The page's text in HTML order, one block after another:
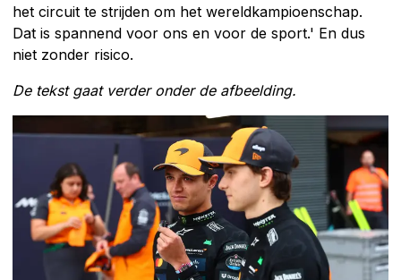
het circuit te strijden om het wereldkampioenschap.
Dat is spannend voor ons en voor de sport.' En dus
niet zonder risico.
De tekst gaat verder onder de afbeelding.